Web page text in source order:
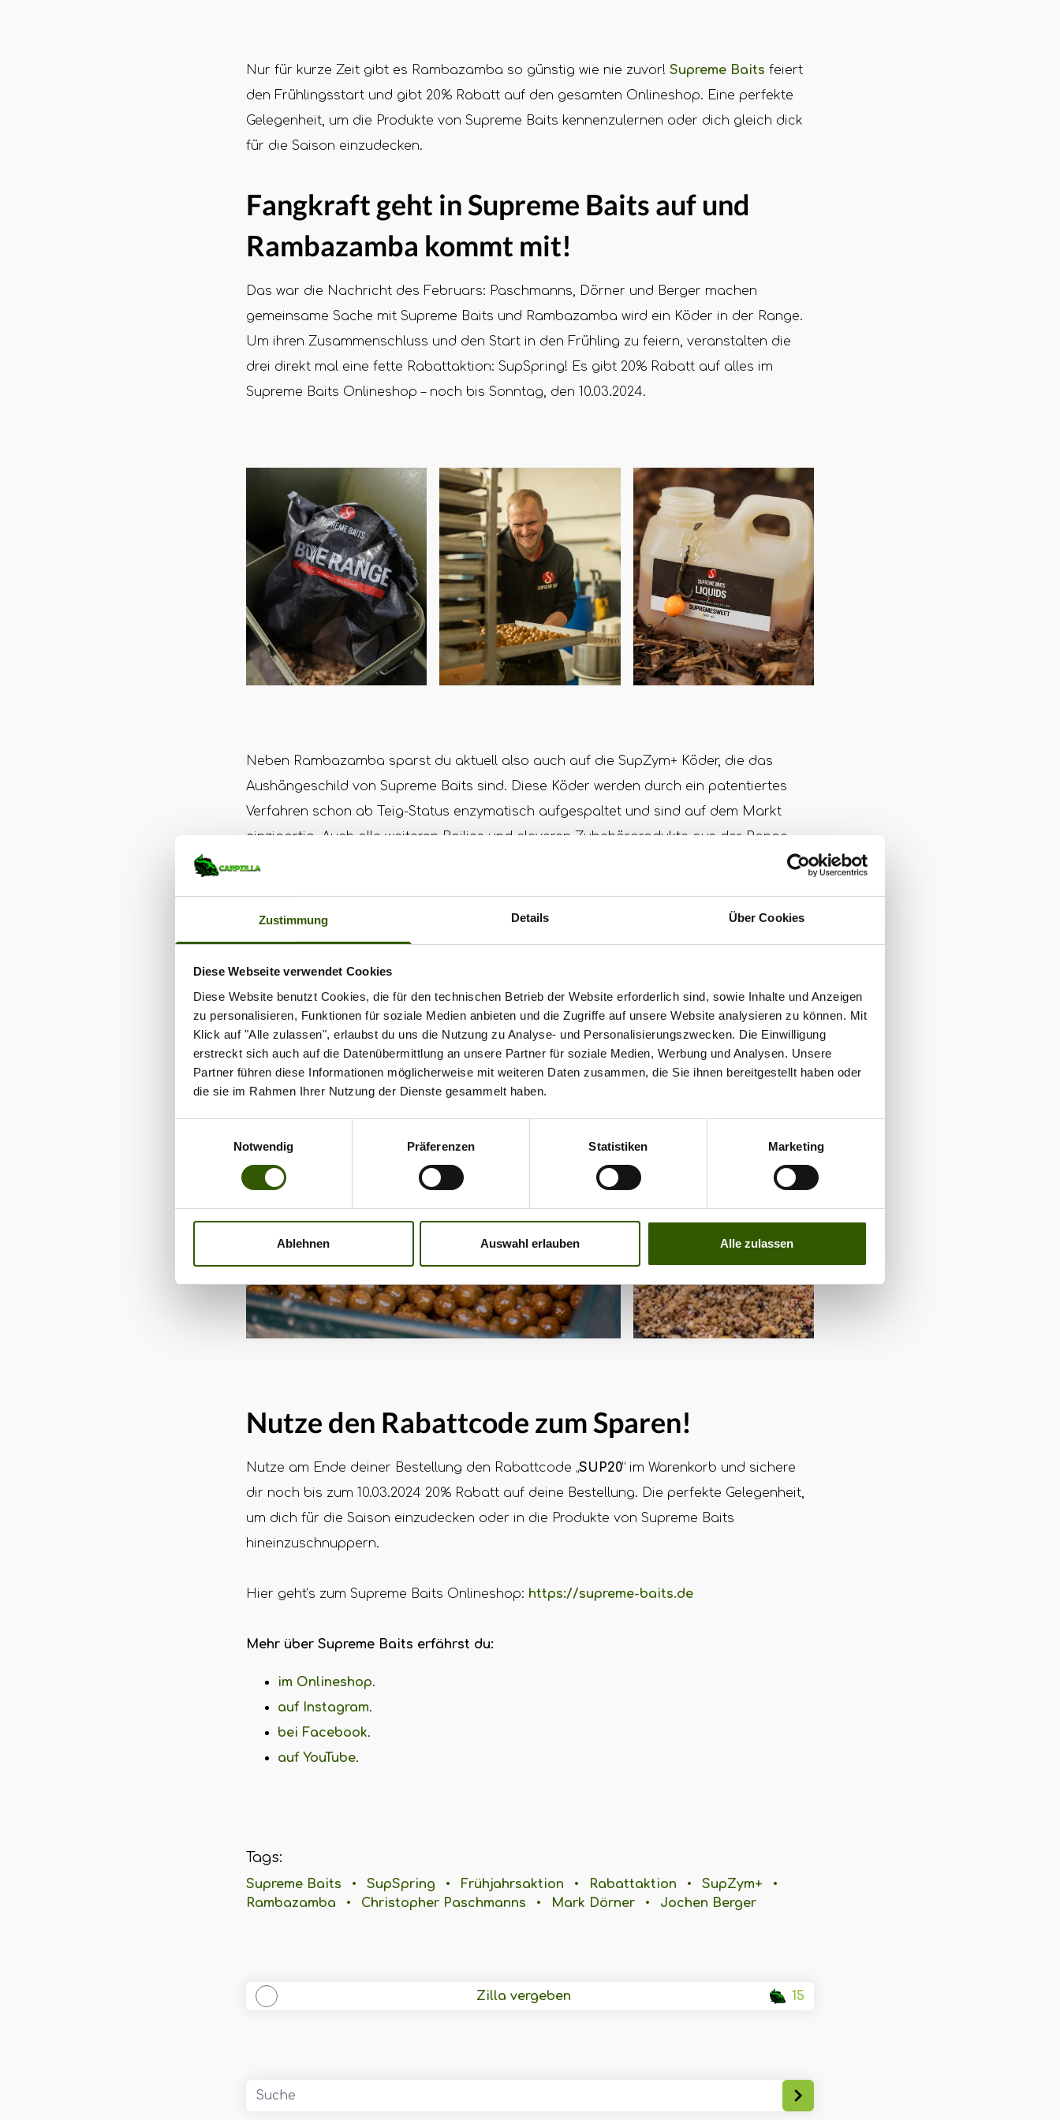
Zustimmung Details Über Cookies
Diese Webseite verwendet Cookies
Diese Website benutzt Cookies, die für den technischen Betrieb der Website erforderlich sind, sowie Inhalte und Anzeigen
zu personalisieren, Funktionen für soziale Medien anbieten und die Zugriffe auf unsere Website analysieren zu können. Mit
Klick auf "Alle zulassen", erlaubst du uns die Nutzung zu Analyse- und Personalisierungszwecken. Die Einwilligung
erstreckt sich auch auf die Datenübermittlung an unsere Partner für soziale Medien, Werbung und Analysen. Unsere
Partner führen diese Informationen möglicherweise mit weiteren Daten zusammen, die Sie ihnen bereitgestellt haben oder
die sie im Rahmen Ihrer Nutzung der Dienste gesammelt haben.
Notwendig
Präferenzen Statistiken Marketing
Ablehnen Auswahl erlauben Alle zulassen
Nur für kurze Zeit gibt es Rambazamba so günstig wie nie zuvor! Supreme Baits feiert
den Frühlingsstart und gibt 20% Rabatt auf den gesamten Onlineshop. Eine perfekte
Gelegenheit, um die Produkte von Supreme Baits kennenzulernen oder dich gleich dick
für die Saison einzudecken.
Fangkraft geht in Supreme Baits auf und
Rambazamba kommt mit!
Das war die Nachricht des Februars: Paschmanns, Dörner und Berger machen
gemeinsame Sache mit Supreme Baits und Rambazamba wird ein Köder in der Range.
Um ihren Zusammenschluss und den Start in den Frühling zu feiern, veranstalten die
drei direkt mal eine fette Rabattaktion: SupSpring! Es gibt 20% Rabatt auf alles im
Supreme Baits Onlineshop – noch bis Sonntag, den 10.03.2024.
Neben Rambazamba sparst du aktuell also auch auf die SupZym+ Köder, die das
Aushängeschild von Supreme Baits sind. Diese Köder werden durch ein patentiertes
Verfahren schon ab Teig-Status enzymatisch aufgespaltet und sind auf dem Markt
einzigartig. Auch alle weiteren Boilies und cleveren Zubehörprodukte aus der Range
von Supreme Baits sind um 20% rabattiert.
Übrigens: Mark hat uns verraten, dass gerade für das Frühjahr die hochattraktiven
den Bag & Stickmix in Verbindung mit Liquid empfehlen.
Nutze den Rabattcode zum Sparen!
Nutze am Ende deiner Bestellung den Rabattcode „SUP20“ im Warenkorb und sichere
dir noch bis zum 10.03.2024 20% Rabatt auf deine Bestellung. Die perfekte Gelegenheit,
um dich für die Saison einzudecken oder in die Produkte von Supreme Baits
hineinzuschnuppern.
Hier geht’s zum Supreme Baits Onlineshop: https://supreme-baits.de
Mehr über Supreme Baits erfährst du:
im Onlineshop.
auf Instagram.
bei Facebook.
auf YouTube.
Tags:
Supreme Baits • SupSpring • Frühjahrsaktion • Rabattaktion • SupZym+
•
Rambazamba
• Christopher Paschmanns • Mark Dörner • Jochen Berger
Zilla vergeben 15